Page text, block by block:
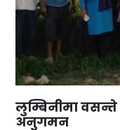
लुम्बिनीमा वसन्ते
अनुगमन